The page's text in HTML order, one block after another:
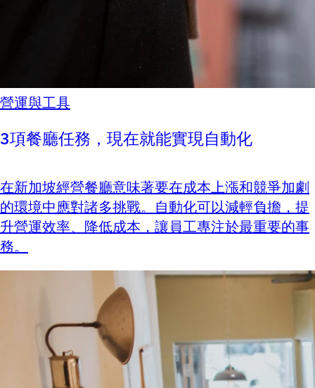
營運與工具
3項餐廳任務，現在就能實現自動化
在新加坡經營餐廳意味著要在成本上漲和競爭加劇
的環境中應對諸多挑戰。自動化可以減輕負擔，提
升營運效率、降低成本，讓員工專注於最重要的事
務。